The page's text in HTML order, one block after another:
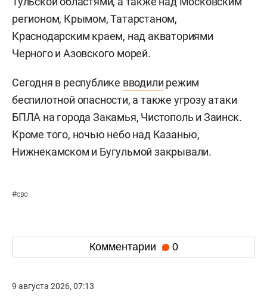
регионом, Крымом, Татарстаном,
Краснодарским краем, над акваториями
Черного и Азовского морей.
Сегодня в республике вводили режим
беспилотной опасности, а также угрозу атаки
БПЛА на города Закамья, Чистополь и Заинск.
Кроме того, ночью небо над Казанью,
Нижнекамском и Бугульмой закрывали.
#сво
Комментарии 0
9 августа 2026, 07:13